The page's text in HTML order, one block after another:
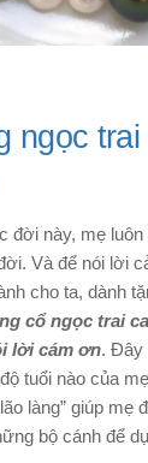
ngọc
đời này, mẹ
Và để nói lời
cho ta, dành
cổ ngọc trai
lời cám ơn. Đây
tuổi nào của
làng” giúp mẹ
bộ cánh để